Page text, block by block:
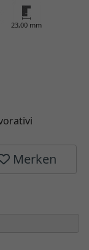
23,00 mm
Merken